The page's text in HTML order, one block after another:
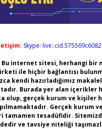
Skype:
Bu internet sitesi, herhangi bir
ile hiçbir bağlantısı
kendi hazırladığımız
Burada yer alan içerikler
olup, gerçek kurum ve kişiler
Gerçek kurum
tamamen tesadüfidir.
ve tavsiye niteliği